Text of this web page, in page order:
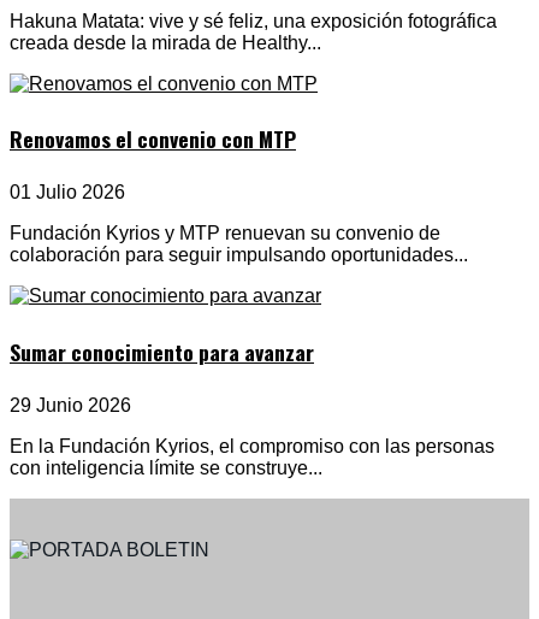
Hakuna Matata: vive y sé feliz, una exposición fotográfica
creada desde la mirada de Healthy...
Renovamos el convenio con MTP
01 Julio 2026
Fundación Kyrios y MTP renuevan su convenio de
colaboración para seguir impulsando oportunidades...
Sumar conocimiento para avanzar
29 Junio 2026
En la Fundación Kyrios, el compromiso con las personas
con inteligencia límite se construye...